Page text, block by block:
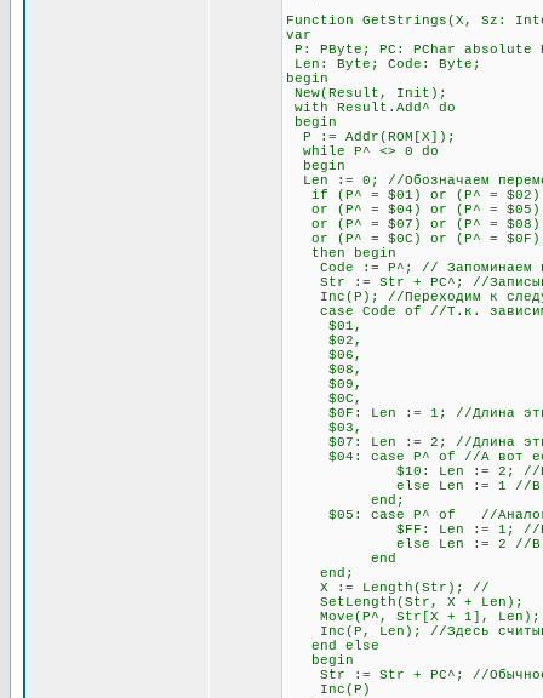
Function GetStrings(X, Sz:
var
P: PByte; PC: PChar absolute
Len: Byte; Code: Byte;
begin
New(Result, Init);
with Result.Add^ do
begin
P := Addr(ROM[X]);
while P^ <> 0 do
begin
Len := 0; //Обозначаем
if (P^ = $01) or (P^ = $02) or
or (P^ = $04) or (P^ = $05) or
or (P^ = $07) or (P^ = $08)
or (P^ = $0C) or (P^ = $0F)
then begin
Code := P^; // Запоминаем
Str := Str + PC^; //
Inc(P); //Переходим к
case Code of //Т.к.
$01,
$02,
$06,
$08,
$09,
$0C,
$0F: Len := 1; //Длина этих
$03,
$07: Len := 2; //Длина этих
$04: case P^ of //А вот если
$10: Len := 2; //Если
else Len := 1 //В любом
end;
$05: case P^ of //
$FF: Len := 1; //Если
else Len := 2 //В любом
end
end;
X := Length(Str); //
SetLength(Str, X +
Move(P^, Str[X + 1],
Inc(P, Len); //Здесь
end else
begin
Str := Str + PC^; //Обычное
Inc(P)